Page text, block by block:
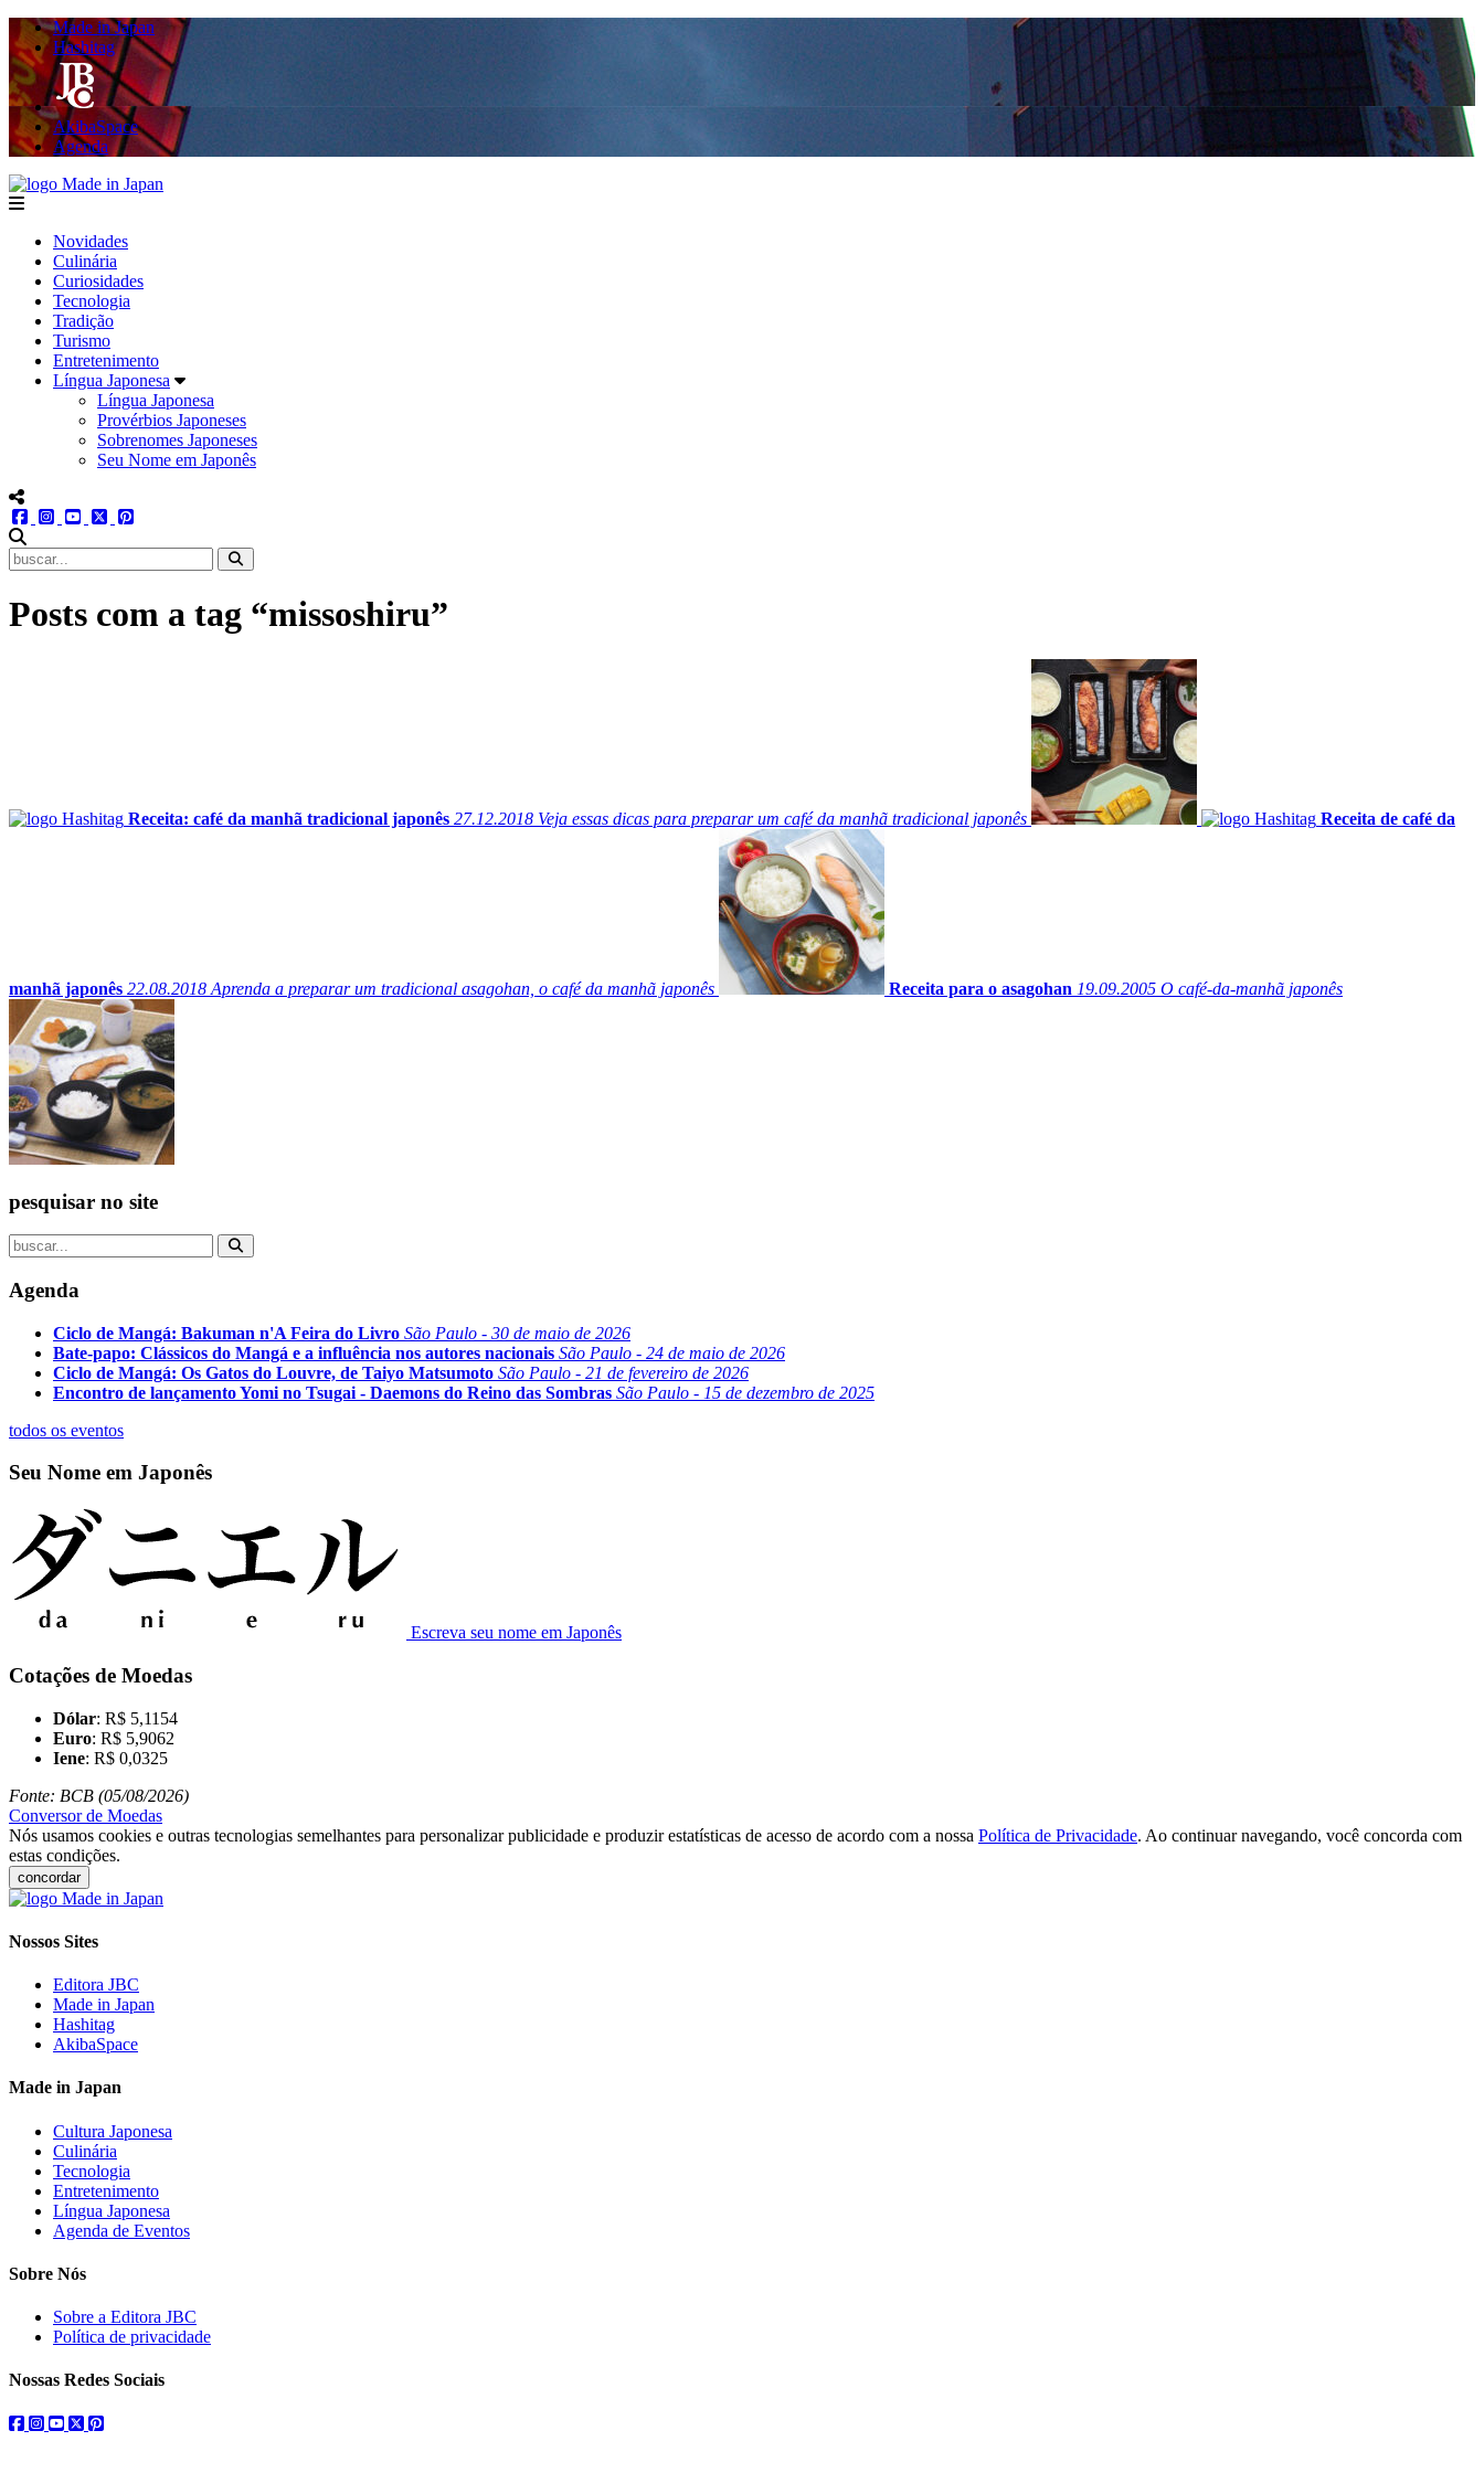
Made in Japan
Hashitag
AkibaSpace
Agenda
menu
Novidades
Culinária
Curiosidades
Tecnologia
Tradição
Turismo
Entretenimento
Língua Japonesa
Língua Japonesa
Provérbios Japoneses
Sobrenomes Japoneses
Seu Nome em Japonês
menu redes social
facebookinstagram
youtube
twitter
Posts com a tag “missoshiru”
Receita: café da manhã tradicional japonês 27.12.2018 Veja essas dicas para preparar um café da manhã tradicional japonês Receita de café da
manhã japonês 22.08.2018 Aprenda a preparar um tradicional asagohan, o café da manhã japonês Receita para o asagohan 19.09.2005 O café-da-manhã japonês
pesquisar no site
Agenda
Ciclo de Mangá: Bakuman n'A Feira do Livro São Paulo - 30 de maio de 2026
Bate-papo: Clássicos do Mangá e a influência nos autores nacionais São Paulo - 24 de maio de 2026
Ciclo de Mangá: Os Gatos do Louvre, de Taiyo Matsumoto São Paulo - 21 de fevereiro de 2026
Encontro de lançamento Yomi no Tsugai - Daemons do Reino das Sombras São Paulo - 15 de dezembro de 2025
todos os eventos
Seu Nome em Japonês
Escreva seu nome em Japonês
Cotações de Moedas
Dólar: R$ 5,1154
Euro: R$ 5,9062
Iene: R$ 0,0325
Fonte: BCB (05/08/2026)
Conversor de Moedas
Nós usamos cookies e outras tecnologias semelhantes para personalizar publicidade e produzir estatísticas de acesso de acordo com a nossa Política de Privacidade. Ao continuar navegando, você concorda com
estas condições.
concordar
Nossos Sites
Editora JBC
Made in Japan
Hashitag
AkibaSpace
Made in Japan
Cultura Japonesa
Culinária
Tecnologia
Entretenimento
Língua Japonesa
Agenda de Eventos
Sobre Nós
Sobre a Editora JBC
Política de privacidade
Nossas Redes Sociais
facebook
instagram
youtube
twitterpinterest